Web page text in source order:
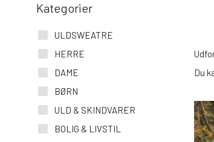
Kategorier
ULDSWEATRE
HERRE
DAME
BØRN
ULD & SKINDVARER
BOLIG & LIVSTIL
Du